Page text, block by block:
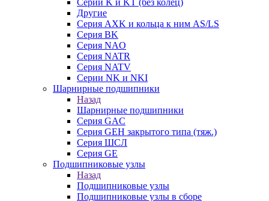
Серии K и KT (без колец)
Другие
Серия AXK и кольца к ним AS/LS
Серия BK
Серия NAO
Серия NATR
Серия NATV
Серии NK и NKI
Шарнирные подшипники
Назад
Шарнирные подшипники
Серия GAC
Серия GEH закрытого типа (тяж.)
Серия ШСЛ
Серия GE
Подшипниковые узлы
Назад
Подшипниковые узлы
Подшипниковые узлы в сборе